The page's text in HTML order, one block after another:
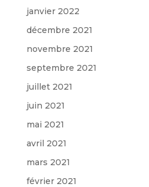
janvier 2022
décembre 2021
novembre 2021
septembre 2021
juillet 2021
juin 2021
mai 2021
avril 2021
mars 2021
février 2021